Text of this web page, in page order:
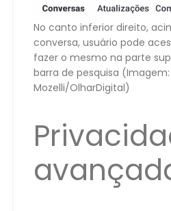
No canto inferior direito,
conversa, usuário pode
fazer o mesmo na parte
barra de pesquisa (Imagem:
Mozelli/OlharDigital)